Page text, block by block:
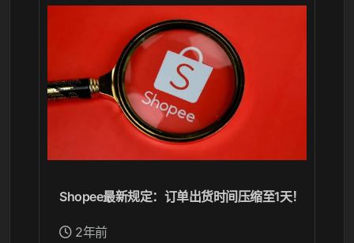
Shopee最新规定：订单出货时间压缩至1天！
2年前